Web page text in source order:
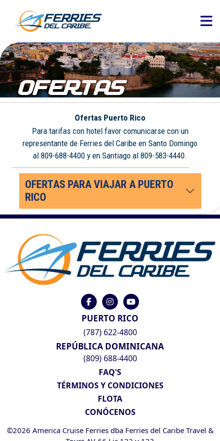
OFERTAS
Ofertas Puerto Rico
Para tarifas con hotel favor comunicarse con un
representante de Ferries del Caribe en Santo Domingo
al 809-688-4400 y en Santiago al 809-583-4440.
OFERTAS PARA VIAJAR A PUERTO
RICO
PUERTO RICO
(787) 622-4800
REPÚBLICA DOMINICANA
(809) 688-4400
FAQ'S
TÉRMINOS Y CONDICIONES
FLOTA
CONÓCENOS
©2026 America Cruise Ferries dba Ferries del Caribe Travel &